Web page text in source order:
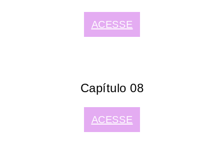
ACESSE
Capítulo 08
ACESSE